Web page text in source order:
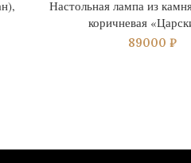
Настольная лампа из
коричневая
89000 ₽